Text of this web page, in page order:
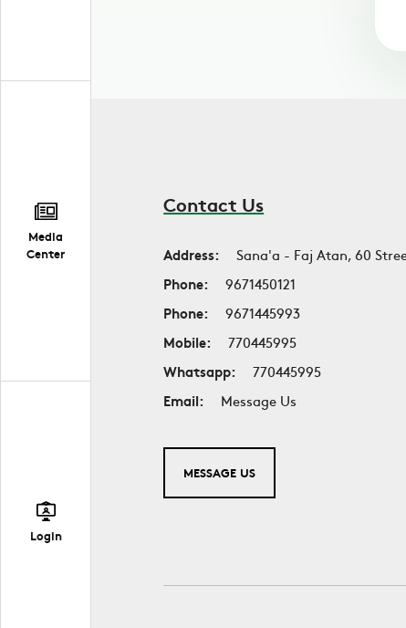
Media
Center
Login
Contact Us
Address:
Sana'a - Faj Atan, 60
Phone:
9671450121
Phone:
9671445993
Mobile:
770445995
Whatsapp:
770445995
Email:
Message Us
MESSAGE US